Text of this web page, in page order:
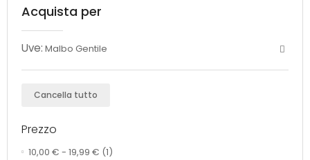
Acquista per
Uve: Malbo Gentile
Cancella tutto
Prezzo
10,00 € - 19,99 € (1)